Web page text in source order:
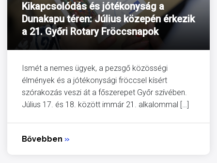
Kikapcsolódás és jótékonyság a
Dunakapu téren: Július közepén érkezik
a 21. Győri Rotary Fröccsnapok
Ismét a nemes ügyek, a pezsgő közösségi
élmények és a jótékonysági fröccsel kísért
szórakozás veszi át a főszerepet Győr szívében.
Július 17. és 18. között immár 21. alkalommal […]
Bővebben »